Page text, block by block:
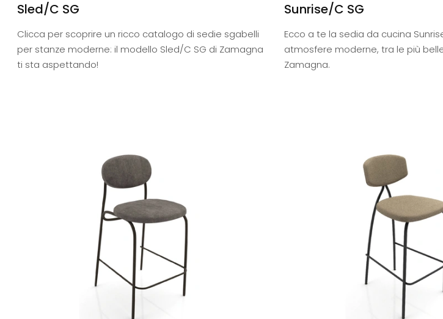
Sled/C SG
Clicca per scoprire un ricco catalogo di sedie sgabelli
per stanze moderne: il modello Sled/C SG di Zamagna
ti sta aspettando!
Sunrise/C SG
Ecco a te la sedia da cucina
atmosfere moderne, tra le più
Zamagna.